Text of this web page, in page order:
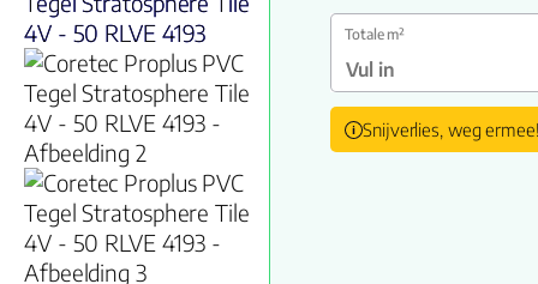
Totale m²
Snijverlies, weg